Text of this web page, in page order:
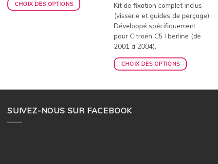
CHOIX DES OPTIONS
Kit de fixation complet inclus
(visserie et guides de perçage).
Développé spécifiquement
pour Citroën C5 I berline (de
2001 à 2004).
CHOIX DES OPTIONS
SUIVEZ-NOUS SUR FACEBOOK